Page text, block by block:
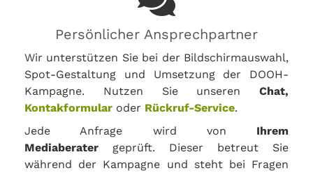
Persönlicher Ansprechpartner
Wir unterstützen Sie bei der Bildschirmauswahl,
Spot-Gestaltung und Umsetzung der DOOH-
Kampagne. Nutzen Sie unseren Chat,
Kontakformular oder Rückruf-Service.
Jede Anfrage wird von Ihrem
Mediaberater geprüft. Dieser betreut Sie
während der Kampagne und steht bei Fragen